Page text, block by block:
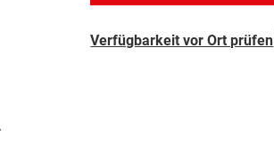
Verfügbarkeit vor Ort prüfen